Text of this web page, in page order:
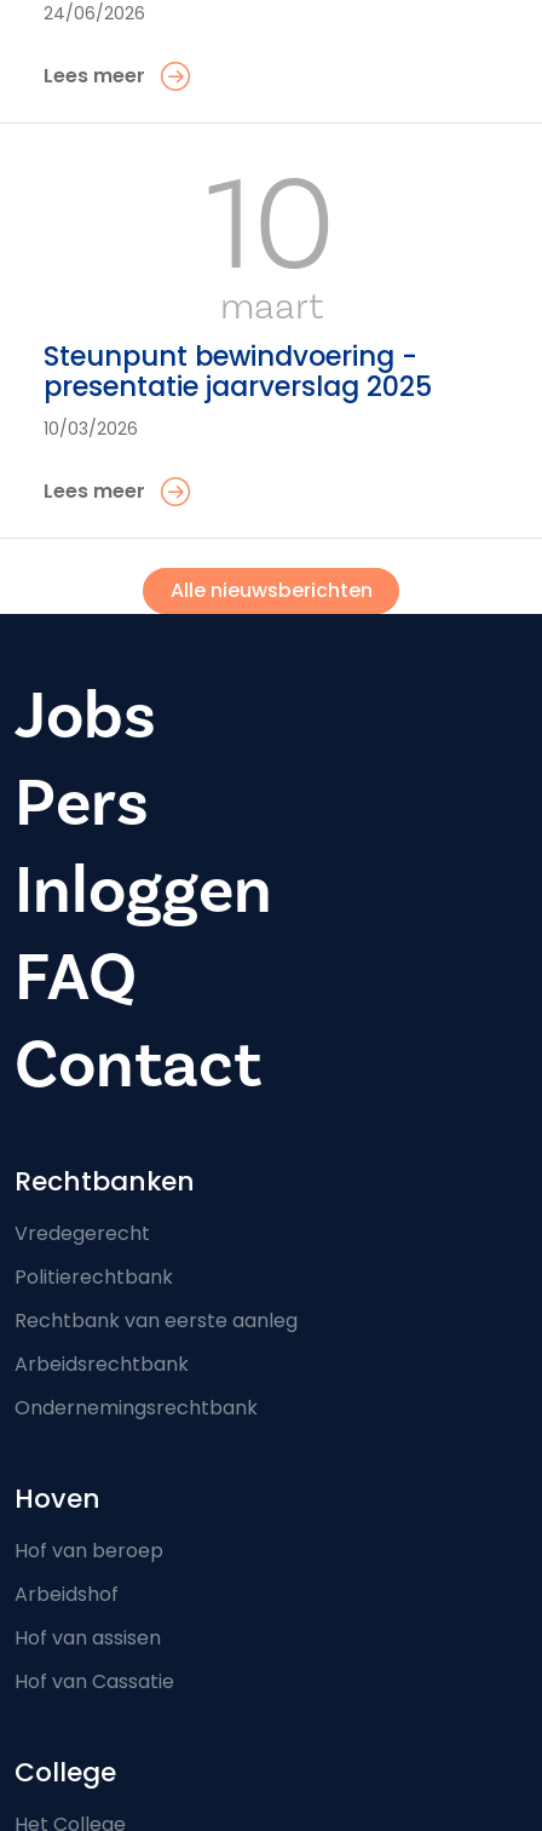
24/06/2026
Lees meer
10
maart
Steunpunt bewindvoering -
presentatie jaarverslag 2025
10/03/2026
Lees meer
Alle nieuwsberichten
Jobs
Pers
Inloggen
FAQ
Contact
Footer-menu
Rechtbanken
Vredegerecht
Politierechtbank
Rechtbank van eerste aanleg
Arbeidsrechtbank
Ondernemingsrechtbank
Hoven
Hof van beroep
Arbeidshof
Hof van assisen
Hof van Cassatie
College
Het College